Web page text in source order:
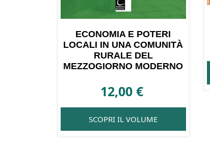
ECONOMIA E POTERI
LOCALI IN UNA COMUNITÀ
RURALE DEL
MEZZOGIORNO MODERNO
12,00€
SCOPRI IL VOLUME